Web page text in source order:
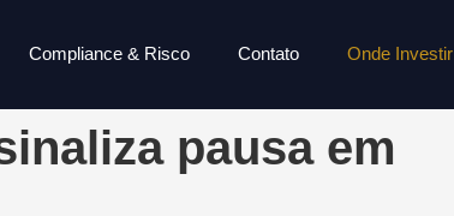
Compliance & Risco Contato Onde Investir
pausa em